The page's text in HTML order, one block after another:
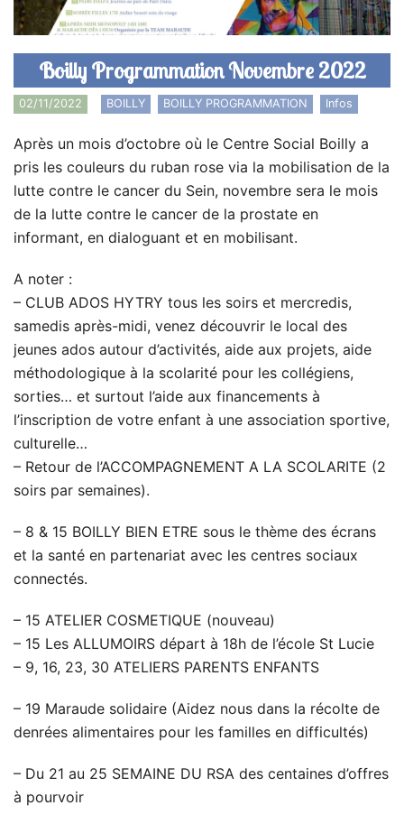
Boilly Programmation Novembre 2022
02/11/2022 BOILLY BOILLY PROGRAMMATION Infos
Après un mois d’octobre où le Centre Social Boilly a
pris les couleurs du ruban rose via la mobilisation de la
lutte contre le cancer du Sein, novembre sera le mois
de la lutte contre le cancer de la prostate en
informant, en dialoguant et en mobilisant.
A noter :
– CLUB ADOS HYTRY tous les soirs et mercredis,
samedis après-midi, venez découvrir le local des
jeunes ados autour d’activités, aide aux projets, aide
méthodologique à la scolarité pour les collégiens,
sorties… et surtout l’aide aux financements à
l’inscription de votre enfant à une association sportive,
culturelle…
– Retour de l’ACCOMPAGNEMENT A LA SCOLARITE (2
soirs par semaines).
– 8 & 15 BOILLY BIEN ETRE sous le thème des écrans
et la santé en partenariat avec les centres sociaux
connectés.
– 15 ATELIER COSMETIQUE (nouveau)
– 15 Les ALLUMOIRS départ à 18h de l’école St Lucie
– 9, 16, 23, 30 ATELIERS PARENTS ENFANTS
– 19 Maraude solidaire (Aidez nous dans la récolte de
denrées alimentaires pour les familles en difficultés)
– Du 21 au 25 SEMAINE DU RSA des centaines d’offres
à pourvoir